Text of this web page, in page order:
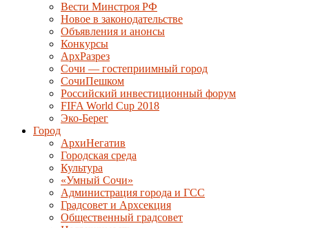
Вести Минстроя РФ
Новое в законодательстве
Объявления и анонсы
Конкурсы
АрхРазрез
Сочи — гостеприимный город
СочиПешком
Российский инвестиционный форум
FIFA World Cup 2018
Эко-Берег
Город
АрхиНегатив
Городская среда
Культура
«Умный Сочи»
Администрация города и ГСС
Градсовет и Архсекция
Общественный градсовет